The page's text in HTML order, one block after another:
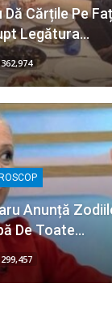
Cărțile Pe
Legătura…
362,974
Anunță
De Toate…
299,457